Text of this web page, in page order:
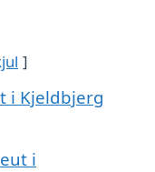
i Kjeldbjerg
i